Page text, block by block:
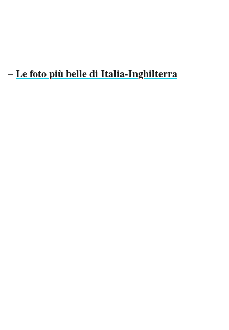
–Le foto più belle di Italia-Inghilterra